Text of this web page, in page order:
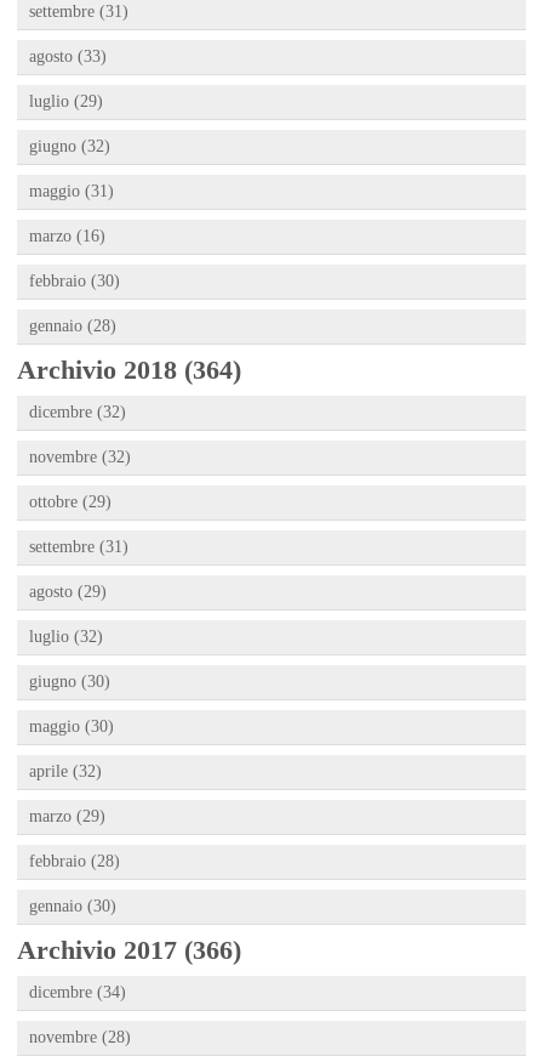
settembre (31)
agosto (33)
luglio (29)
giugno (32)
maggio (31)
marzo (16)
febbraio (30)
gennaio (28)
Archivio 2018 (364)
dicembre (32)
novembre (32)
ottobre (29)
settembre (31)
agosto (29)
luglio (32)
giugno (30)
maggio (30)
aprile (32)
marzo (29)
febbraio (28)
gennaio (30)
Archivio 2017 (366)
dicembre (34)
novembre (28)